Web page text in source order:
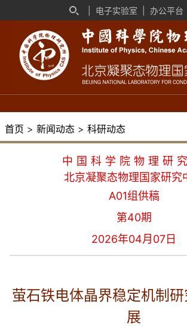
电子实验室 办公平台
首页 > 新闻动态 > 科研动态
中国科学院物理研
北京凝聚态物理国家研究
A01组供稿
第40期
2026年04月07日
萤石铁电体晶界稳定机制
展